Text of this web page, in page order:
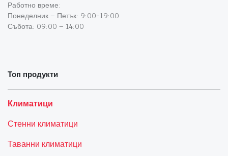
Работно време:
Понеделник – Петък: 9:00-19:00
Събота: 09:00 – 14:00
Топ продукти
Климатици
Стенни климатици
Таванни климатици